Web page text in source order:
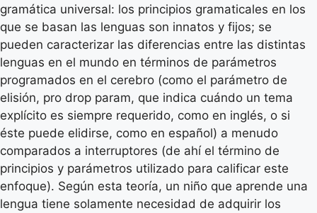
gramática universal: los principios gramaticales en los
que se basan las lenguas son innatos y fijos; se
pueden caracterizar las diferencias entre las distintas
lenguas en el mundo en términos de parámetros
programados en el cerebro (como el parámetro de
elisión, pro drop param, que indica cuándo un tema
explícito es siempre requerido, como en inglés, o si
éste puede elidirse, como en español) a menudo
comparados a interruptores (de ahí el término de
principios y parámetros utilizado para calificar este
enfoque). Según esta teoría, un niño que aprende una
lengua tiene solamente necesidad de adquirir los